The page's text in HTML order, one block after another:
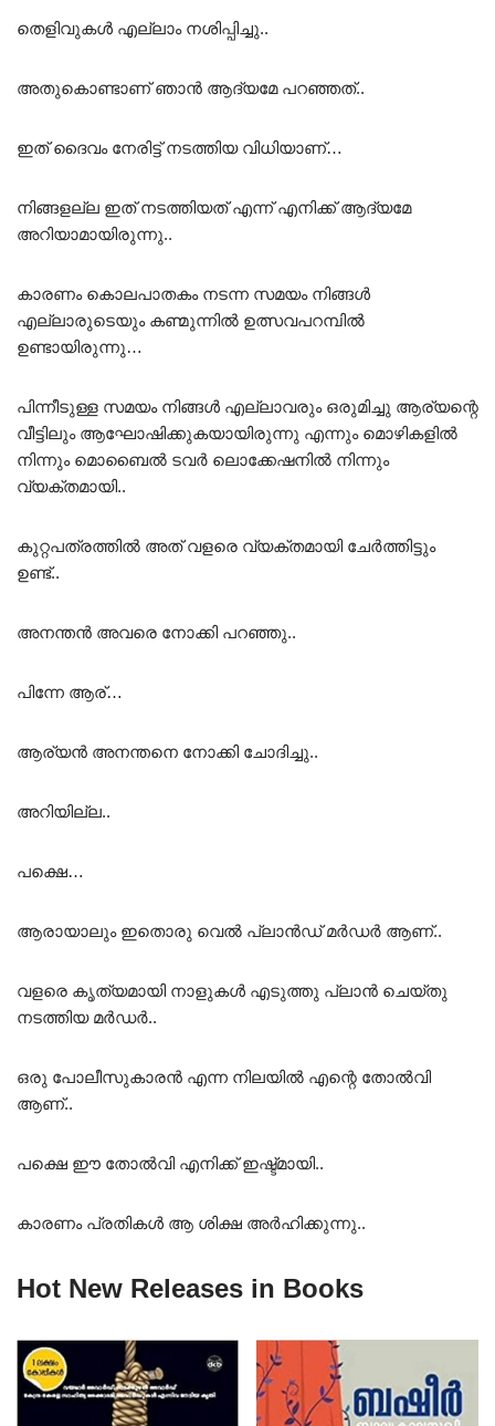
തെളിവുകൾ എല്ലാം നശിപ്പിച്ചു..
അതുകൊണ്ടാണ് ഞാൻ ആദ്യമേ പറഞ്ഞത്..
ഇത് ദൈവം നേരിട്ട് നടത്തിയ വിധിയാണ്…
നിങ്ങളല്ല ഇത് നടത്തിയത് എന്ന് എനിക്ക് ആദ്യമേ
അറിയാമായിരുന്നു..
കാരണം കൊലപാതകം നടന്ന സമയം നിങ്ങൾ
എല്ലാരുടെയും കണ്മുന്നിൽ ഉത്സവപറമ്പിൽ
ഉണ്ടായിരുന്നു…
പിന്നീടുള്ള സമയം നിങ്ങൾ എല്ലാവരും ഒരുമിച്ചു ആര്യന്റെ
വീട്ടിലും ആഘോഷിക്കുകയായിരുന്നു എന്നും മൊഴികളിൽ
നിന്നും മൊബൈൽ ടവർ ലൊക്കേഷനിൽ നിന്നും
വ്യക്തമായി..
കുറ്റപത്രത്തിൽ അത് വളരെ വ്യക്തമായി ചേർത്തിട്ടും
ഉണ്ട്..
അനന്തൻ അവരെ നോക്കി പറഞ്ഞു..
പിന്നേ ആര്…
ആര്യൻ അനന്തനെ നോക്കി ചോദിച്ചു..
അറിയില്ല..
പക്ഷെ…
ആരായാലും ഇതൊരു വെൽ പ്ലാൻഡ് മർഡർ ആണ്..
വളരെ കൃത്യമായി നാളുകൾ എടുത്തു പ്ലാൻ ചെയ്തു
നടത്തിയ മർഡർ..
ഒരു പോലീസുകാരൻ എന്ന നിലയിൽ എന്റെ തോൽവി
ആണ്..
പക്ഷെ ഈ തോൽവി എനിക്ക് ഇഷ്ട്മായി..
കാരണം പ്രതികൾ ആ ശിക്ഷ അർഹിക്കുന്നു..
Hot New Releases in Books